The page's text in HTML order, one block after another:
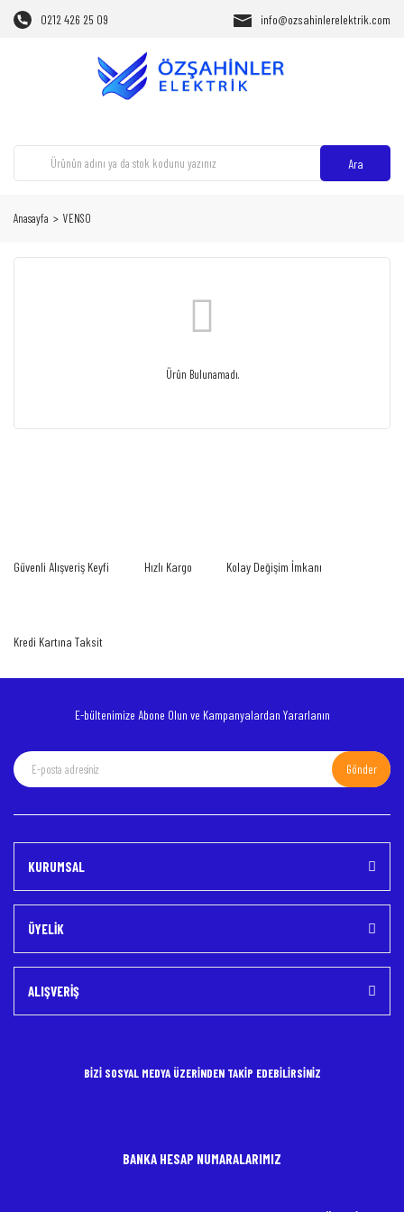
0212 426 25 09 info@ozsahinlerelektrik.com
Ara
Anasayfa VENSO
Ürün Bulunamadı.
Güvenli Alışveriş Keyfi Hızlı Kargo Kolay Değişim İmkanı
Kredi Kartına Taksit
E-bültenimize Abone Olun ve Kampanyalardan Yararlanın
Gönder
KURUMSAL
ÜYELİK
ALIŞVERİŞ
BİZİ SOSYAL MEDYA ÜZERİNDEN TAKİP EDEBİLİRSİNİZ
BANKA HESAP NUMARALARIMIZ